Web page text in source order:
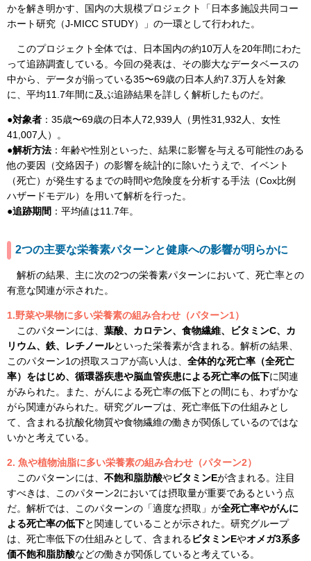
かを解き明かす、国内の大規模プロジェクト「日本多施設共同コー
ホート研究（J-MICC STUDY）」の一環として行われた。
このプロジェクト全体では、日本国内の約10万人を20年間にわた
って追跡調査している。今回の発表は、その膨大なデータベースの
中から、データが揃っている35〜69歳の日本人約7.3万人を対象
に、平均11.7年間に及ぶ追跡結果を詳しく解析したものだ。
●対象者 ：35歳〜69歳の日本人72,939人（男性31,932人、女性
41,007人）。
●解析方法 ：年齢や性別といった、結果に影響を与える可能性のある
他の要因（交絡因子）の影響を統計的に除いたうえで、イベント
（死亡）が発生するまでの時間や危険度を分析する手法（Cox比例
ハザードモデル）を用いて解析を行った。
●追跡期間 ：平均値は11.7年。
2つの主要な栄養素パターンと健康への影響が明らかに
解析の結果、主に次の2つの栄養素パターンにおいて、死亡率との
有意な関連が示された。
1.野菜や果物に多い栄養素の組み合わせ（パターン1）
このパターンには、 葉酸、カロテン、食物繊維、ビタミンC、カ
リウム、鉄、レチノールといった栄養素が含まれる。解析の結果、
このパターン1の摂取スコアが高い人は、 全体的な死亡率（全死亡
率）をはじめ、循環器疾患や脳血管疾患による死亡率の低下に関連
がみられた。また、がんによる死亡率の低下との間にも、わずかな
がら関連がみられた。研究グループは、死亡率低下の仕組みとし
て、含まれる抗酸化物質や食物繊維の働きが関係しているのではな
いかと考えている。
2. 魚や植物油脂に多い栄養素の組み合わせ（パターン2）
このパターンには、 不飽和脂肪酸やビタミンEが含まれる。注目
すべきは、このパターン2においては摂取量が重要であるという点
だ。解析では、このパターンの「適度な摂取」が全死亡率やがんに
よる死亡率の低下と関連していることが示された。研究グループ
は、死亡率低下の仕組みとして、含まれるビタミンEやオメガ3系多
価不飽和脂肪酸などの働きが関係していると考えている。